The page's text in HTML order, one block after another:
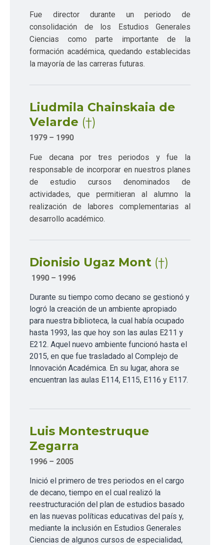
Fue director durante un periodo de
consolidación de los Estudios Generales
Ciencias como parte importante de la
formación académica, quedando establecidas
la mayoría de las carreras futuras.
Liudmila Chainskaia de
Velarde (†)
1979 – 1990
Fue decana por tres periodos y fue la
responsable de incorporar en nuestros planes
de estudio cursos denominados de
actividades, que permitieran al alumno la
realización de labores complementarias al
desarrollo académico.
Dionisio Ugaz Mont (†)
1990 – 1996
Durante su tiempo como decano se gestionó y
logró la creación de un ambiente apropiado
para nuestra biblioteca, la cual había ocupado
hasta 1993, las que hoy son las aulas E211 y
E212. Aquel nuevo ambiente funcionó hasta el
2015, en que fue trasladado al Complejo de
Innovación Académica. En su lugar, ahora se
encuentran las aulas E114, E115, E116 y E117.
Luis Montestruque
Zegarra
1996 – 2005
Inició el primero de tres periodos en el cargo
de decano, tiempo en el cual realizó la
reestructuración del plan de estudios basado
en las nuevas políticas educativas del país y,
mediante la inclusión en Estudios Generales
Ciencias de algunos cursos de especialidad,